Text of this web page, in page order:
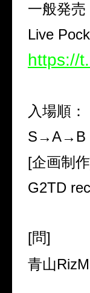
一般発売
Live
https://
入場順：
S→A→ B
[企画制作
G2TD
[問]
青山